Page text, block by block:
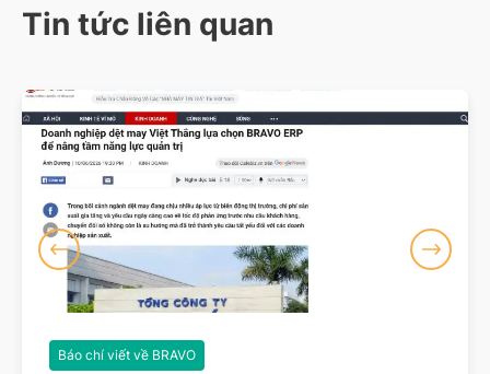
Tin tức liên quan
Báo chí viết về BRAVO